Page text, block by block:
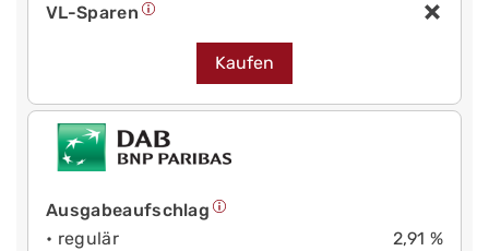
VL-Sparen
Kaufen
Ausgabeaufschlag
• regulär
2,91 %